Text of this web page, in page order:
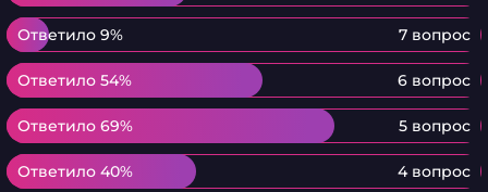
Ответило 9% 7 вопрос
Ответило 9%
Ответило 54% 6 вопрос
Ответило 54%
Ответило 69% 5 вопрос
Ответило 69%
Ответило 40% 4 вопрос
Ответило 40%